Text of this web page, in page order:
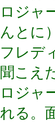
ロジャ
んとに
フレデ
聞こえ
ロジャ
れる。